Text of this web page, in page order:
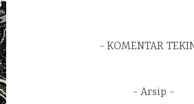
KOMENTAR
Arsip